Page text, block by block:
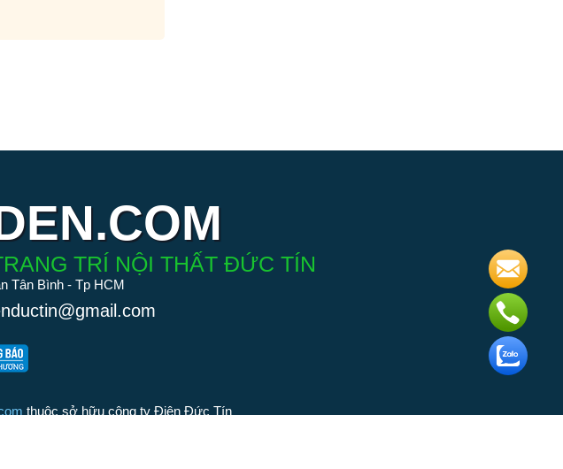
TRÍ NỘI THẤT ĐỨC TÍN
Tân Bình - Tp HCM
thuộc sở hữu công ty Điện Đức Tín